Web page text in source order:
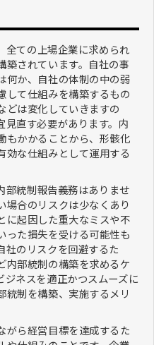
全ての上場企業に求められ
築されています。自社の事
何か、自社の体制の中の弱
して仕組みを構築するもの
どは変化していきますの
見直す必要があります。内
もかかることから、形骸化
効な仕組みとして運用する
部統制報告義務はありませ
場合のリスクは少なくあり
に起因した重大なミスや不
った損失を受ける可能性も
社のリスクを回避するた
内部統制の構築を求めるケ
ジネスを適正かつスムーズに
統制を構築、実施するメリ
がら経営目標を達成するた